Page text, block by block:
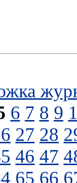
6 7 8 9
27 28
46 47
65 66